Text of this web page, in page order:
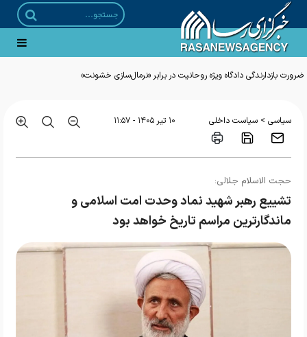
ضرورت بازدارندگی دادگاه ویژه روحانیت در برابر «نرمال‌سازی خشونت»
سیاسی > سیاست داخلی ۱۰ تير ۱۴۰۵ - ۱۱:۵۷
حجت الاسلام جلالی:
تشییع رهبر شهید نماد وحدت امت اسلامی و
ماندگارترین مراسم تاریخ خواهد بود